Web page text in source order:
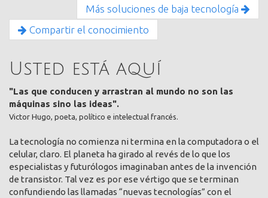
Más soluciones de baja tecnología
Compartir el conocimiento
Usted está aquí
"Las que conducen y arrastran al mundo no son las
máquinas sino las ideas".
Victor Hugo, poeta, político e intelectual francés.
La tecnología no comienza ni termina en la computadora o el
celular, claro. El planeta ha girado al revés de lo que los
especialistas y futurólogos imaginaban antes de la invención
de transistor. Tal vez es por ese vértigo que se terminan
confundiendo las llamadas “nuevas tecnologías” con el